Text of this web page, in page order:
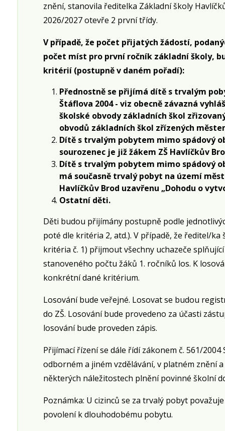
znění, stanovila ředitelka Základní školy
2026/2027 otevře 2 první třídy.
V případě, že počet přijatých žádostí,
počet míst pro první ročník základní školy,
kritérií (postupně v daném pořadí):
Přednostně se přijímá dítě s trvalým
Štáflova 2004- viz obecně závazná
školské obvody základních škol
obvodů základních škol zřízených
Dítě s trvalým pobytem mimo spádový
sourozenec je již žákem ZŠ Havlíčkův
Dítě s trvalým pobytem mimo spádový
má současně trvalý pobyt na území
Havlíčkův Brod uzavřenu „Dohodu o
Ostatní děti.
Děti budou přijímány postupně podle
poté dle kritéria 2, atd.). V případě, že ředitel/
kritéria č. 1) přijmout všechny uchazeče
stanoveného počtu žáků 1. ročníků los. K
konkrétní dané kritérium.
Losování bude veřejné. Losovat se budou
do ZŠ. Losování bude provedeno za účasti
losování bude proveden zápis.
Přijímací řízení se dále řídí zákonem č. 561/
odborném a jiném vzdělávání, v platném znění
některých náležitostech plnění povinné školní
Poznámka: U cizinců se za trvalý pobyt
povolení k dlouhodobému pobytu.